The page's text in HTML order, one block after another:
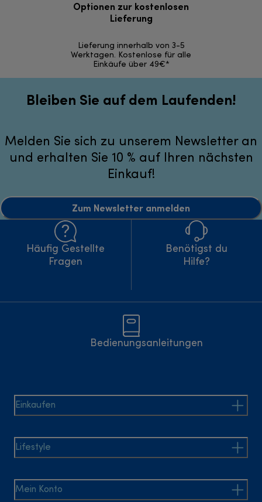
Optionen zur kostenlosen
Lieferung
Lieferung innerhalb von 3-5
Werktagen. Kostenlose für alle
Einkäufe über 49€*
Bleiben Sie auf dem Laufenden!
Melden Sie sich zu unserem Newsletter an
und erhalten Sie 10 % auf Ihren nächsten
Einkauf!
Zum Newsletter anmelden
Häufig Gestellte
Fragen
Benötigst du
Hilfe?
Bedienungsanleitungen
Einkaufen
Lifestyle
Mein Konto